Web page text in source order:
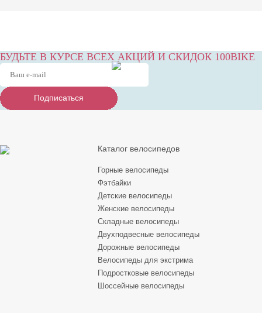
БУДЬТЕ В КУРСЕ ВСЕХ АКЦИЙ И СКИДОК 100BIKE
Подписаться
Подписаться
Подписаться
Каталог велосипедов
Горные велосипеды
Фэтбайки
Детские велосипеды
Женские велосипеды
Складные велосипеды
Двухподвесные велосипеды
Дорожные велосипеды
Велосипеды для экстрима
Подростковые велосипеды
Шоссейные велосипеды